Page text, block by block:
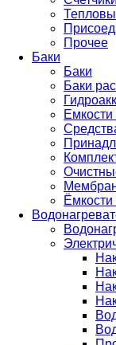
Прочее
Баки
Баки
Баки